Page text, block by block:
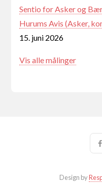
Sentio for Asker og
Hurums Avis (Asker,
15. juni 2026
Vis alle målinger
Design by